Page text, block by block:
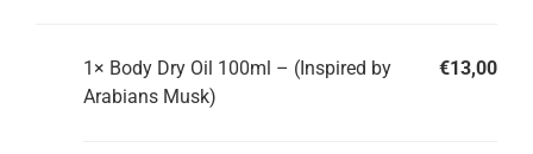
1× Body Dry Oil 100ml – (Inspired by
Arabians Musk)
€13,00